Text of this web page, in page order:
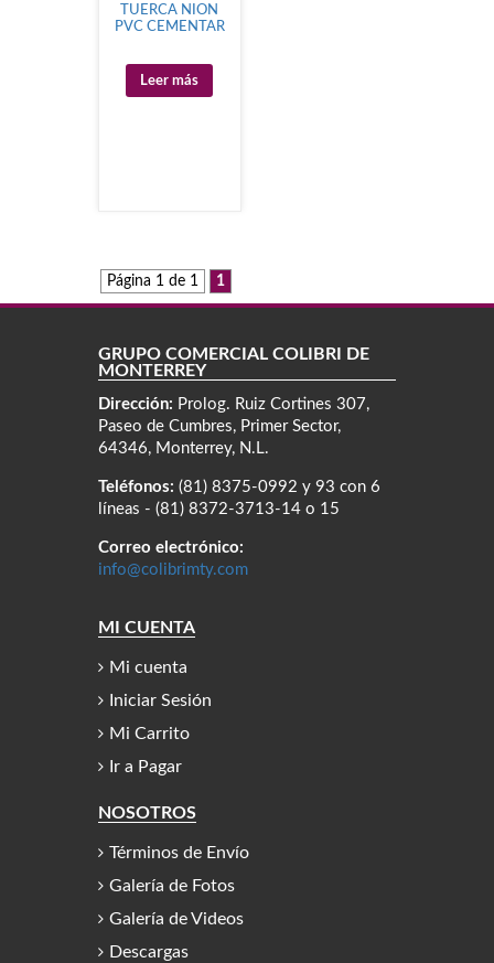
TUERCA NION
PVC CEMENTAR
Leer más
Página 1 de 1 1
GRUPO COMERCIAL COLIBRÍ DE
MONTERREY
Dirección: Prolog. Ruiz Cortines 307,
Paseo de Cumbres, Primer Sector,
64346, Monterrey, N.L.
Teléfonos: (81) 8375-0992 y 93 con 6
líneas - (81) 8372-3713-14 o 15
Correo electrónico:
info@colibrimty.com
MI CUENTA
Mi cuenta
Iniciar Sesión
Mi Carrito
Ir a Pagar
NOSOTROS
Términos de Envío
Galería de Fotos
Galería de Videos
Descargas